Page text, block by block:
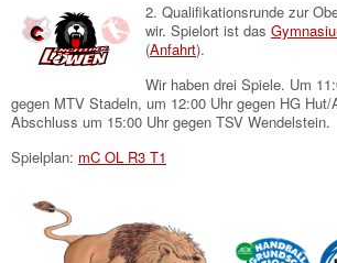
2. Qualifikationsrunde zur
wir. Spielort ist das
(Anfahrt).
Wir haben drei Spiele. Um
gegen MTV Stadeln, um 12:00 Uhr gegen HG Hut/
Abschluss um 15:00 Uhr gegen TSV Wendelstein.
Spielplan: mC OL R3 T1